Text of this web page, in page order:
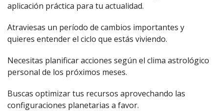
aplicación práctica para tu actualidad.
Atraviesas un período de cambios importantes y
quieres entender el ciclo que estás viviendo.
Necesitas planificar acciones según el clima astrológico
personal de los próximos meses.
Buscas optimizar tus recursos aprovechando las
configuraciones planetarias a favor.